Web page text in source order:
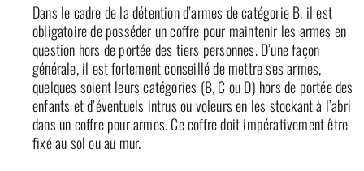
Dans le cadre de la détention d’armes de catégorie B, il est
obligatoire de posséder un coffre pour maintenir les armes en
question hors de portée des tiers personnes. D’une façon
générale, il est fortement conseillé de mettre ses armes,
quelques soient leurs catégories (B, C ou D) hors de portée des
enfants et d’éventuels intrus ou voleurs en les stockant à l’abri
dans un coffre pour armes. Ce coffre doit impérativement être
fixé au sol ou au mur.